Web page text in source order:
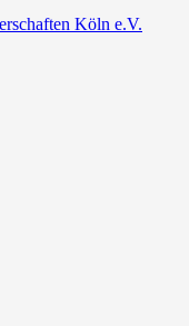
Köln e.V.